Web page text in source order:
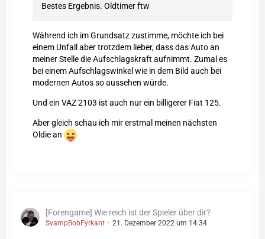
Bestes Ergebnis. Oldtimer ftw
Während ich im Grundsatz zustimme, möchte ich bei
einem Unfall aber trotzdem lieber, dass das Auto an
meiner Stelle die Aufschlagskraft aufnimmt. Zumal es
bei einem Aufschlagswinkel wie in dem Bild auch bei
modernen Autos so aussehen würde.
Und ein VAZ 2103 ist auch nur ein billigerer Fiat 125.
Aber gleich schau ich mir erstmal meinen nächsten
Oldie an
[Forengame] Wie reich ist der Spieler über dir?
SvampBobFyrkant 21. Dezember 2022 um 14:34